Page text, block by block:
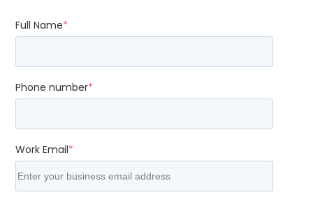
Full Name*
Phone number*
Work Email*